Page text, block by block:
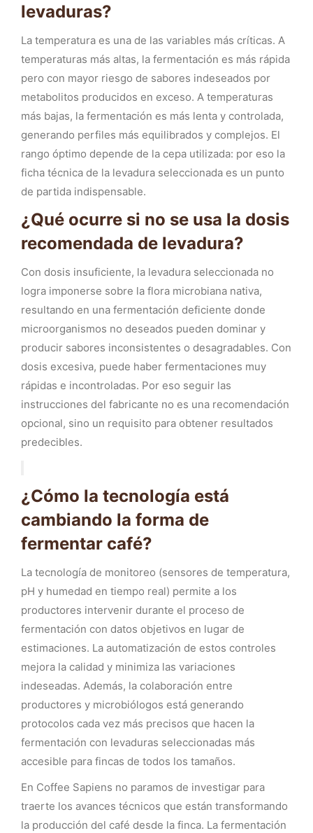
levaduras?
La temperatura es una de las variables más críticas. A
temperaturas más altas, la fermentación es más rápida
pero con mayor riesgo de sabores indeseados por
metabolitos producidos en exceso. A temperaturas
más bajas, la fermentación es más lenta y controlada,
generando perfiles más equilibrados y complejos. El
rango óptimo depende de la cepa utilizada: por eso la
ficha técnica de la levadura seleccionada es un punto
de partida indispensable.
¿Qué ocurre si no se usa la dosis
recomendada de levadura?
Con dosis insuficiente, la levadura seleccionada no
logra imponerse sobre la flora microbiana nativa,
resultando en una fermentación deficiente donde
microorganismos no deseados pueden dominar y
producir sabores inconsistentes o desagradables. Con
dosis excesiva, puede haber fermentaciones muy
rápidas e incontroladas. Por eso seguir las
instrucciones del fabricante no es una recomendación
opcional, sino un requisito para obtener resultados
predecibles.
¿Cómo la tecnología está
cambiando la forma de
fermentar café?
La tecnología de monitoreo (sensores de temperatura,
pH y humedad en tiempo real) permite a los
productores intervenir durante el proceso de
fermentación con datos objetivos en lugar de
estimaciones. La automatización de estos controles
mejora la calidad y minimiza las variaciones
indeseadas. Además, la colaboración entre
productores y microbiólogos está generando
protocolos cada vez más precisos que hacen la
fermentación con levaduras seleccionadas más
accesible para fincas de todos los tamaños.
En Coffee Sapiens no paramos de investigar para
traerte los avances técnicos que están transformando
la producción del café desde la finca. La fermentación